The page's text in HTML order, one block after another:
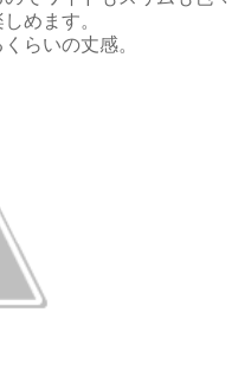
めます。
らいの丈感。